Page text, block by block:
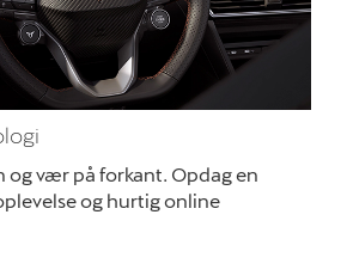
og vær på forkant. Opdag en
og hurtig online